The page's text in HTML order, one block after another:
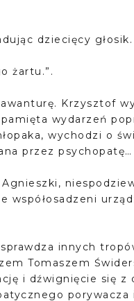
dziecięcy głosik.
żartu.”.
Krzysztof
wydarzeń
wychodzi o
przez psychopatę…
współosadzeni
innych
Tomaszem
i dźwignięcie się z